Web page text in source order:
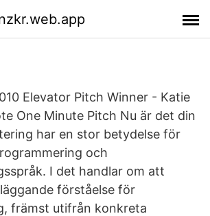
Elevator Pitch Winner - Katie
One Minute Pitch Nu är det din
har en stor betydelse för
och
I det handlar om att
förståelse för
främst utifrån konkreta